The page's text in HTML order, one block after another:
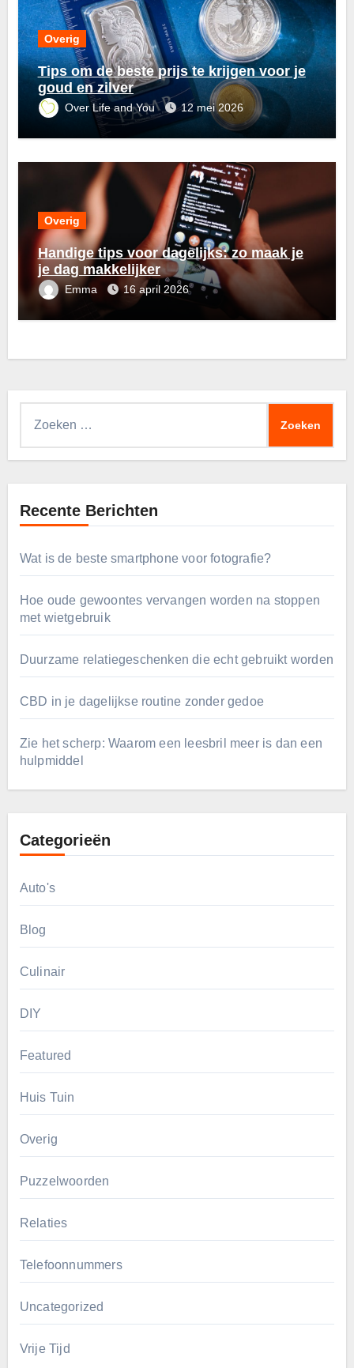
Overig
Tips om de beste prijs te krijgen voor je
goud en zilver
Over Life and You 12 mei 2026
Overig
Handige tips voor dagelijks: zo maak je
je dag makkelijker
Emma 16 april 2026
Recente Berichten
Wat is de beste smartphone voor fotografie?
Hoe oude gewoontes vervangen worden na stoppen
met wietgebruik
Duurzame relatiegeschenken die echt gebruikt worden
CBD in je dagelijkse routine zonder gedoe
Zie het scherp: Waarom een leesbril meer is dan een
hulpmiddel
Categorieën
Auto's
Blog
Culinair
DIY
Featured
Huis Tuin
Overig
Puzzelwoorden
Relaties
Telefoonnummers
Uncategorized
Vrije Tijd